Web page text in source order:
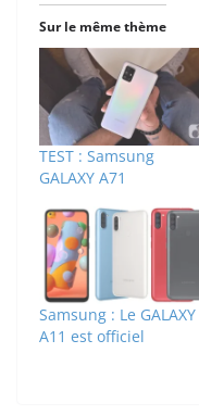
Sur le même thème
TEST : Samsung
GALAXY A71
Samsung : Le GALAXY
A11 est officiel